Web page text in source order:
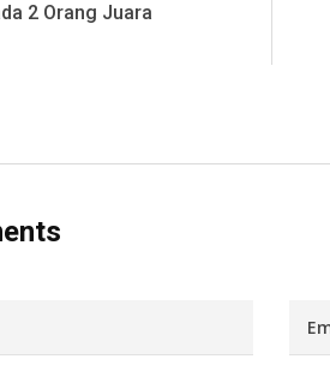
2 Orang Juara